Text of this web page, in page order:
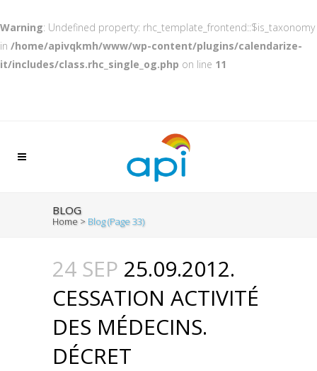
Warning: Undefined property: rhc_template_frontend::$is_taxonomy
in /home/apivqkmh/www/wp-content/plugins/calendarize-
it/includes/class.rhc_single_og.php on line 11
BLOG
Home > Blog(Page 33)
24 SEP 25.09.2012.
CESSATION ACTIVITÉ
DES MÉDECINS.
DÉCRET